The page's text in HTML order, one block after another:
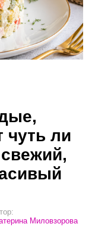
чуть ли
Миловзорова